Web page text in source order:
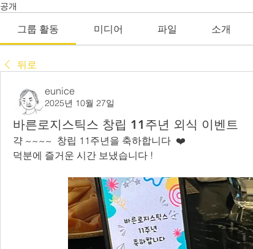
공개
그룹 활동 미디어 파일 소개
뒤로
eunice
2025년 10월 27일
바른로지스틱스 창립 11주년 외식 이벤트
갹 ~~~~  창립 11주년을 축하합니다  ❤️
덕분에 즐거운 시간 보냈습니다 !